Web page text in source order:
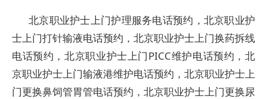
北京职业护士上门护理服务电话预约，北京职业护
士上门打针输液电话预约，北京职业护士上门换药拆线
电话预约，北京职业护士上门PICC维护电话预约，北
京职业护士上门输液港维护电话预约，北京职业护士上
门更换鼻饲管胃管电话预约，北京职业护士上门更换尿